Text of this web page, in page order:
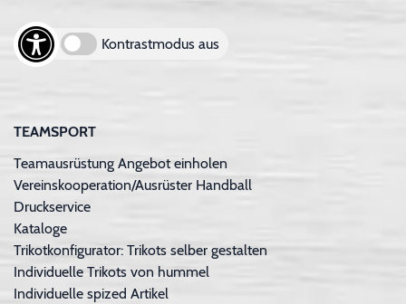
Kontrastmodus aus
TEAMSPORT
Teamausrüstung Angebot einholen
Vereinskooperation/Ausrüster Handball
Druckservice
Kataloge
Trikotkonfigurator: Trikots selber gestalten
Individuelle Trikots von hummel
Individuelle spized Artikel